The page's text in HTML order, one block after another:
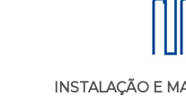
INSTALAÇÃO E